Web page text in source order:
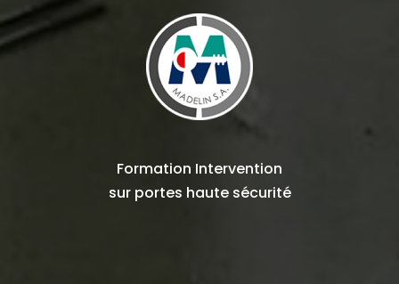
Formation Intervention
sur portes haute sécurité